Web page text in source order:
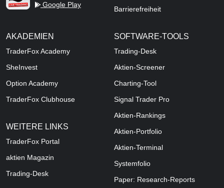
Google Play
Barrierefreiheit
AKADEMIEN
TraderFox Academy
SheInvest
Option Academy
TraderFox Clubhouse
WEITERE LINKS
TraderFox Portal
aktien Magazin
Trading-Desk
SOFTWARE-TOOLS
Trading-Desk
Aktien-Screener
Charting-Tool
Signal Trader Pro
Aktien-Rankings
Aktien-Portfolio
Aktien-Terminal
Systemfolio
Paper: Research-Reports